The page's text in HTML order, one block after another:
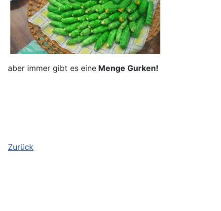
aber immer gibt es eine Menge Gurken!
Zurück